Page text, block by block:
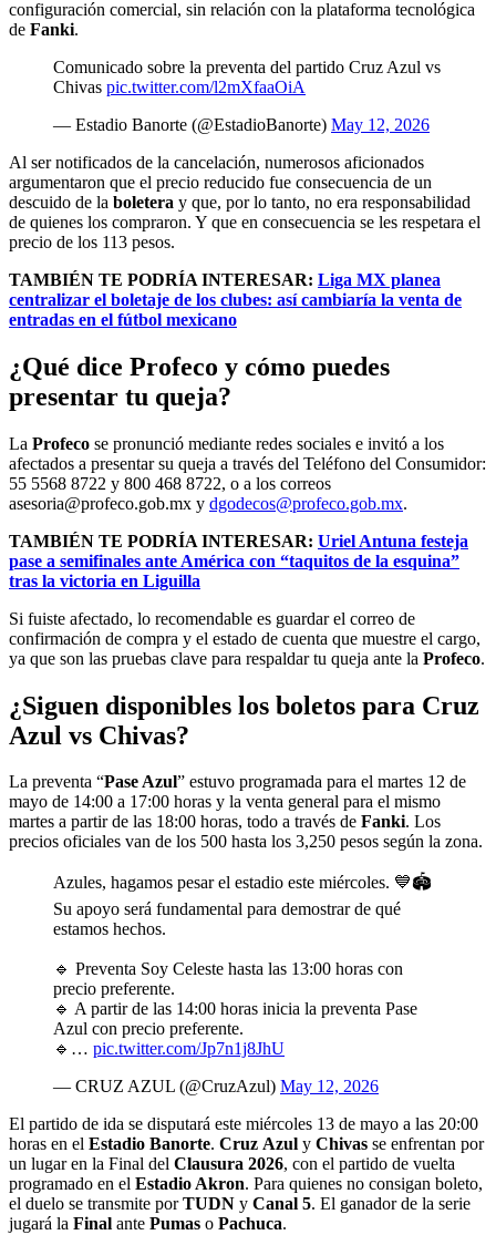
configuración comercial, sin relación con la plataforma tecnológica
de Fanki.
Comunicado sobre la preventa del partido Cruz Azul vs
Chivas pic.twitter.com/l2mXfaaOiA
— Estadio Banorte (@EstadioBanorte) May 12, 2026
Al ser notificados de la cancelación, numerosos aficionados
argumentaron que el precio reducido fue consecuencia de un
descuido de la boletera y que, por lo tanto, no era responsabilidad
de quienes los compraron. Y que en consecuencia se les respetara el
precio de los 113 pesos.
TAMBIÉN TE PODRÍA INTERESAR: Liga MX planea
centralizar el boletaje de los clubes: así cambiaría la venta de
entradas en el fútbol mexicano
¿Qué dice Profeco y cómo puedes
presentar tu queja?
La Profeco se pronunció mediante redes sociales e invitó a los
afectados a presentar su queja a través del Teléfono del Consumidor:
55 5568 8722 y 800 468 8722, o a los correos
asesoria@profeco.gob.mx y dgodecos@profeco.gob.mx.
TAMBIÉN TE PODRÍA INTERESAR: Uriel Antuna festeja
pase a semifinales ante América con “taquitos de la esquina”
tras la victoria en Liguilla
Si fuiste afectado, lo recomendable es guardar el correo de
confirmación de compra y el estado de cuenta que muestre el cargo,
ya que son las pruebas clave para respaldar tu queja ante la Profeco.
¿Siguen disponibles los boletos para Cruz
Azul vs Chivas?
La preventa “Pase Azul” estuvo programada para el martes 12 de
mayo de 14:00 a 17:00 horas y la venta general para el mismo
martes a partir de las 18:00 horas, todo a través de Fanki. Los
precios oficiales van de los 500 hasta los 3,250 pesos según la zona.
Azules, hagamos pesar el estadio este miércoles. 💙🏟️
Su apoyo será fundamental para demostrar de qué
estamos hechos.
🔹 Preventa Soy Celeste hasta las 13:00 horas con
precio preferente.
🔹 A partir de las 14:00 horas inicia la preventa Pase
Azul con precio preferente.
🔹… pic.twitter.com/Jp7n1j8JhU
— CRUZ AZUL (@CruzAzul) May 12, 2026
El partido de ida se disputará este miércoles 13 de mayo a las 20:00
horas en el Estadio Banorte. Cruz Azul y Chivas se enfrentan por
un lugar en la Final del Clausura 2026, con el partido de vuelta
programado en el Estadio Akron. Para quienes no consigan boleto,
el duelo se transmite porTUDN y Canal 5. El ganador de la serie
jugará la Final ante Pumas o Pachuca.